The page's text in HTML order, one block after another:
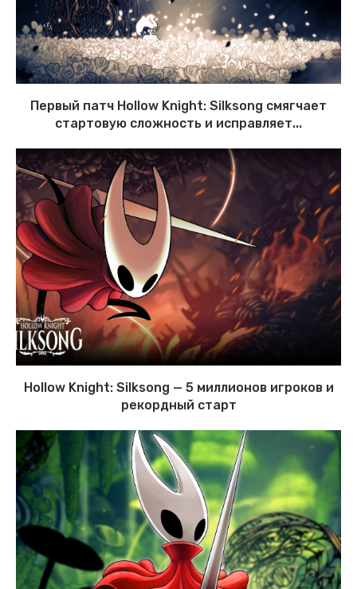
Первый патч Hollow Knight: Silksong смягчает
стартовую сложность и исправляет...
Hollow Knight: Silksong — 5 миллионов игроков и
рекордный старт